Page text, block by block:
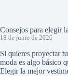
Consejos para elegir
18 de junio de 2026
Si quieres proyectar
moda es algo básico
Elegir la mejor